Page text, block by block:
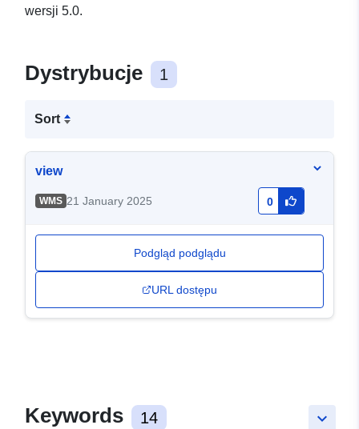
wersji 5.0.
Dystrybucje 1
Sort
view
WMS 21 January 2025 0
Podgląd podglądu
URL dostępu
keyboard_arrow_down
Keywords 14